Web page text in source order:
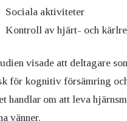
Sociala aktiviteter
Kontroll av hjärt- och
visade att deltagare
för kognitiv försämring
handlar om att leva
vänner.